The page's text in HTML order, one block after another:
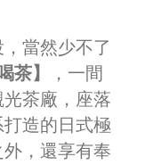
當然少不了
茶】
，一間
茶廠，座落
造的日式極
，還享有奉